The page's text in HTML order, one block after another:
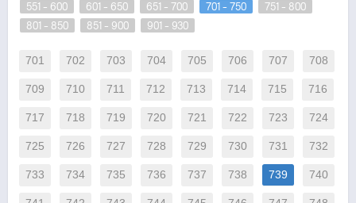
551 - 600
601 - 650 651 - 700 701 - 750
751 - 800
801 - 850
851 - 900 901 - 930
701 702 703 704 705 706 707 708
709 710 711 712 713 714 715 716
717 718 719 720 721 722 723 724
725 726 727 728 729 730 731 732
733 734 735 736 737 738 739 740